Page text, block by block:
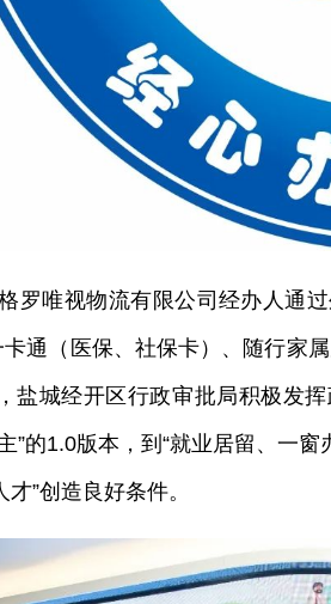
罗唯视物流有限公司经办人通
卡通（医保、社保卡）、随行家
盐城经开区行政审批局积极发
”的1.0版本，到“就业居留、一
”创造良好条件。